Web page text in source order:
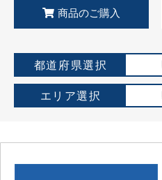
商品のご購入
都道府県選択
エリア選択